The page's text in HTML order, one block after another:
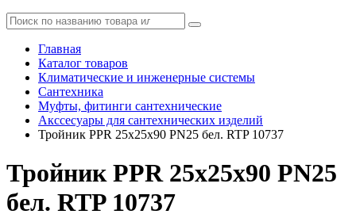
Главная
Каталог товаров
Климатические и инженерные системы
Сантехника
Муфты, фитинги сантехнические
Акссесуары для сантехнических изделий
Тройник PPR 25х25х90 PN25 бел. RTP 10737
Тройник PPR 25х25х90 PN25
бел. RTP 10737